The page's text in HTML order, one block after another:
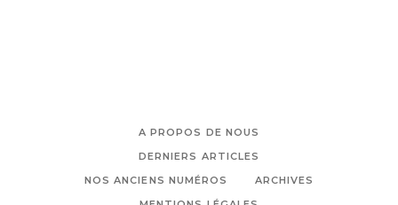
A PROPOS DE NOUS
DERNIERS ARTICLES
NOS ANCIENS NUMÉROS
ARCHIVES